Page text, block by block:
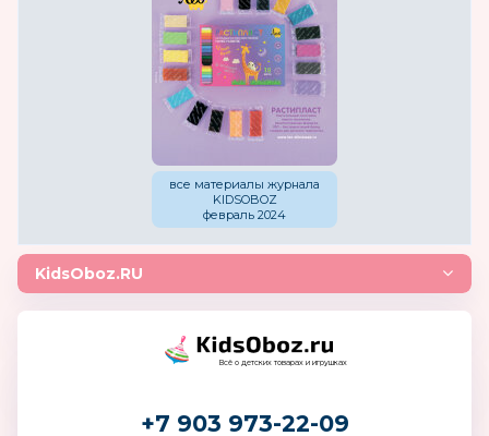
все материалы журнала
KIDSOBOZ
февраль 2024
KidsOboz.RU
Всё о детских товарах и игрушках
+7 903 973-22-09